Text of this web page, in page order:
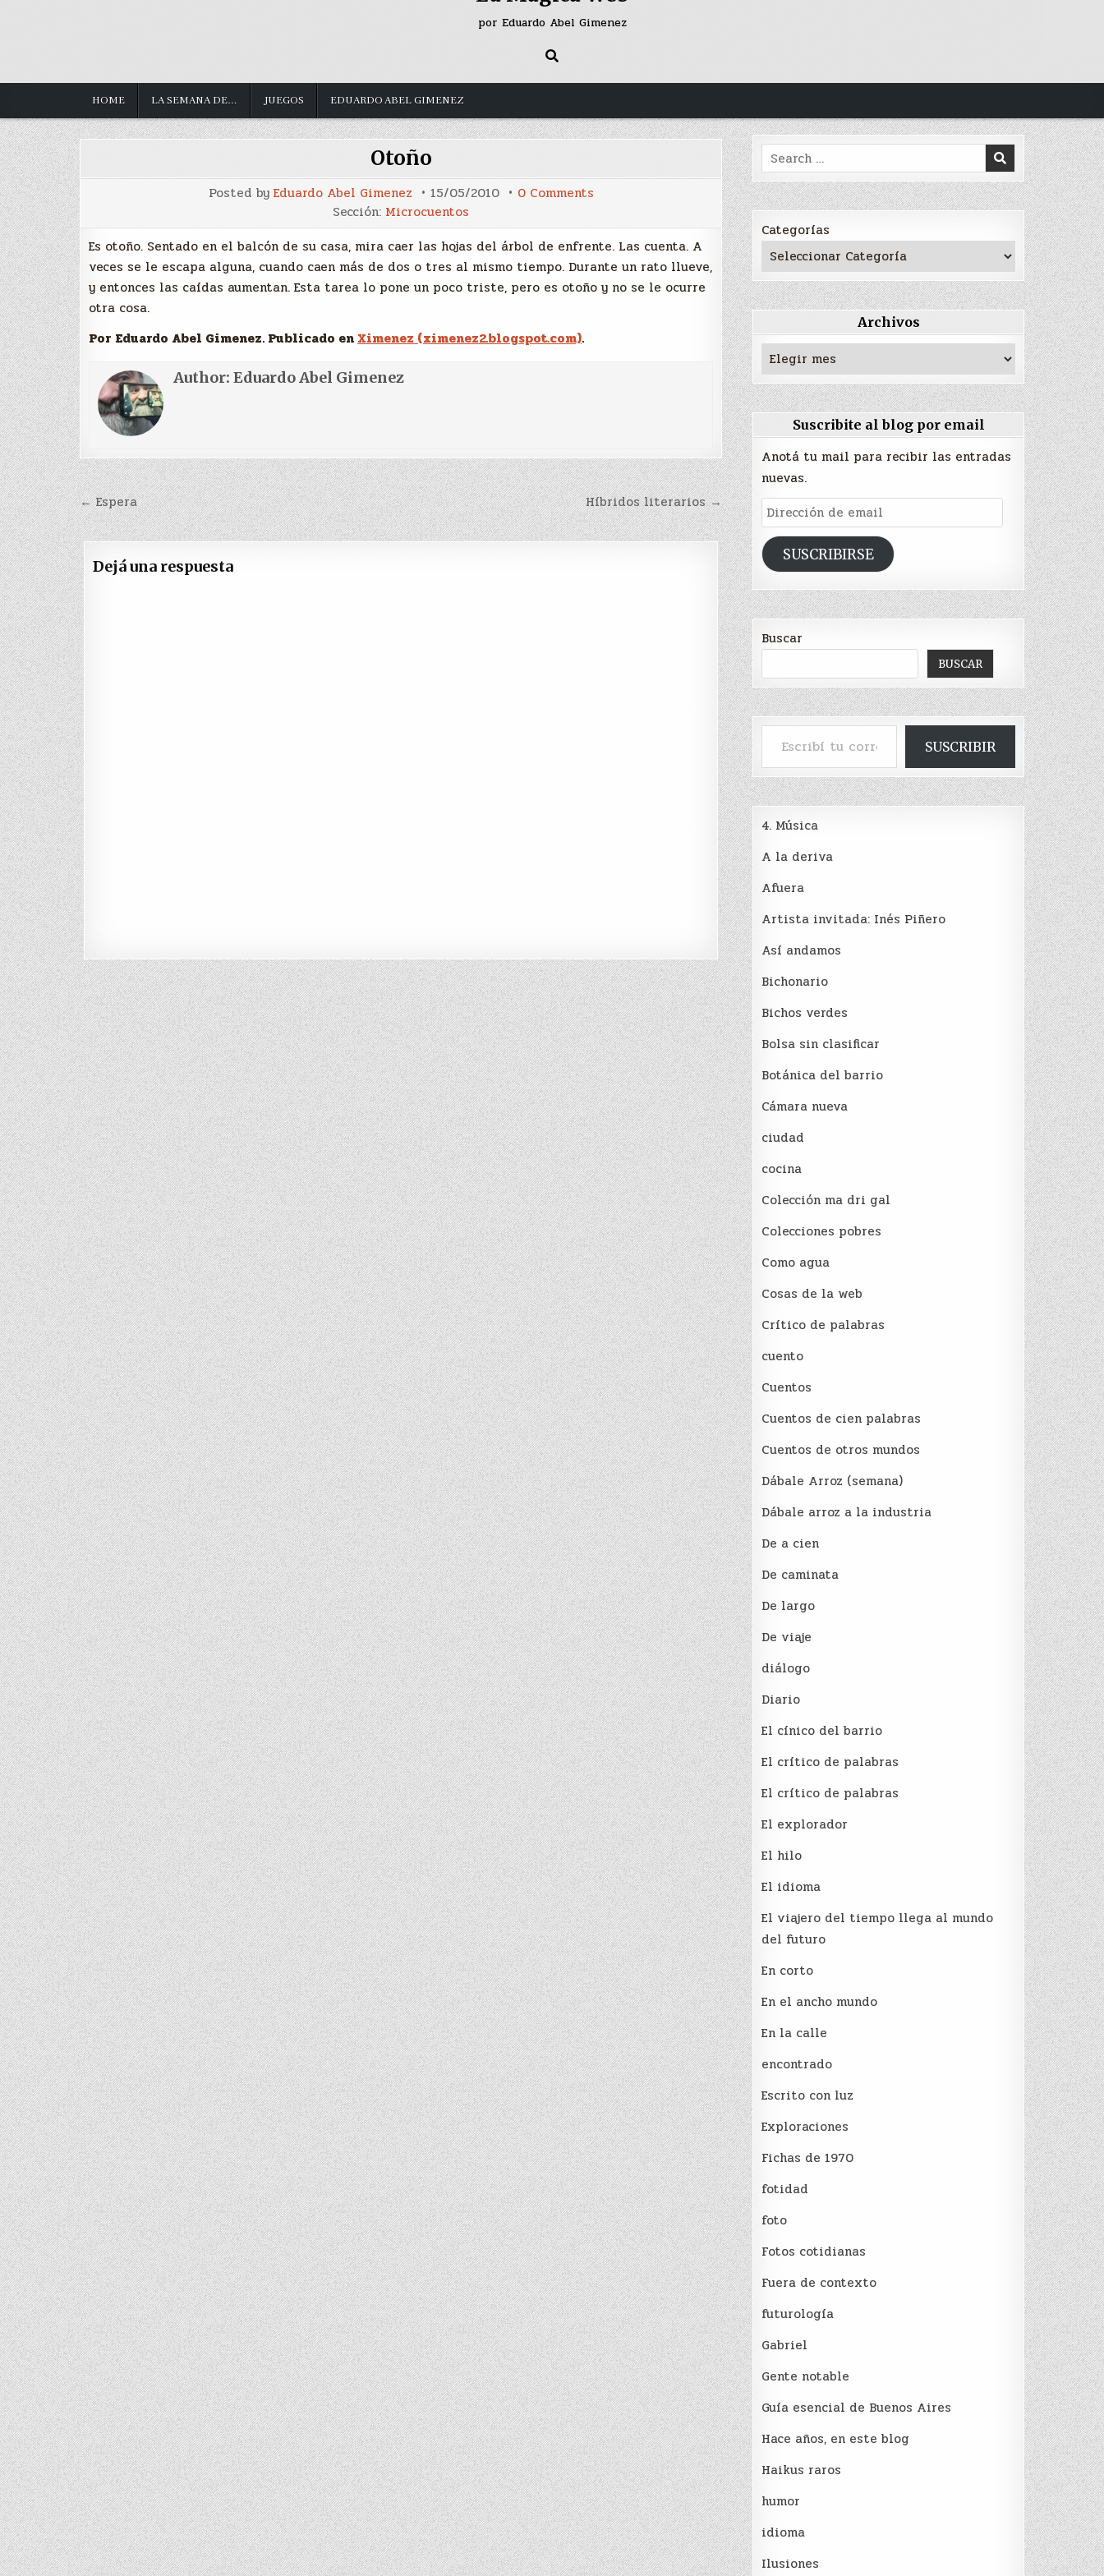
por Eduardo Abel Gimenez
HOME LA SEMANA DE… JUEGOS EDUARDO ABEL GIMENEZ
Otoño
Posted by Eduardo Abel Gimenez 15/05/2010 0 Commentson
Sección: Microcuentos
Es otoño. Sentado en el balcón de su casa, mira caer las hojas del árbol de enfrente. Las cuenta. A
veces se le escapa alguna, cuando caen más de dos o tres al mismo tiempo. Durante un rato llueve,
y entonces las caídas aumentan. Esta tarea lo pone un poco triste, pero es otoño y no se le ocurre
otra cosa.
Por Eduardo Abel Gimenez. Publicado enXimenez (ximenez2.blogspot.com).
Author: Eduardo Abel Gimenez
Navegación
de
entradas
Híbridos literarios →
← Espera
Dejá una respuesta
Search
for:
Categorías
Archivos
Archivos
Suscribite al blog por email
Anotá tu mail para recibir las entradas
nuevas.
Dirección
de
emailSUSCRIBIRSE
Buscar
BUSCAR
Escribí tu correo electrónico…
SUSCRIBIR
4. Música
A la deriva
Afuera
Artista invitada: Inés Piñero
Así andamos
Bichonario
Bichos verdes
Bolsa sin clasificar
Botánica del barrio
Cámara nueva
ciudad
cocina
Colección ma dri gal
Colecciones pobres
Como agua
Cosas de la web
Crítico de palabras
cuento
Cuentos
Cuentos de cien palabras
Cuentos de otros mundos
Dábale Arroz (semana)
Dábale arroz a la industria
De a cien
De caminata
De largo
De viaje
diálogo
Diario
El cínico del barrio
El crí­tico de palabras
El crí­tico de palabras
El explorador
El hilo
El idioma
El viajero del tiempo llega al mundo
del futuro
En corto
En el ancho mundo
En la calle
encontrado
Escrito con luz
Exploraciones
Fichas de 1970
fotidad
foto
Fotos cotidianas
Fuera de contexto
futurología
Gabriel
Gente notable
Guía esencial de Buenos Aires
Hace años, en este blog
Haikus raros
humor
idioma
Ilusiones